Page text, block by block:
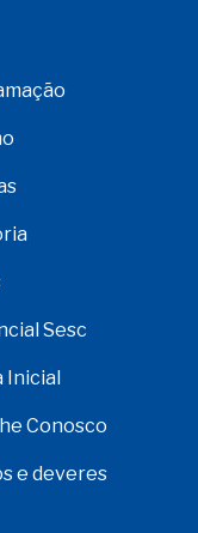
Sesc
Inicial
Conosco
e deveres